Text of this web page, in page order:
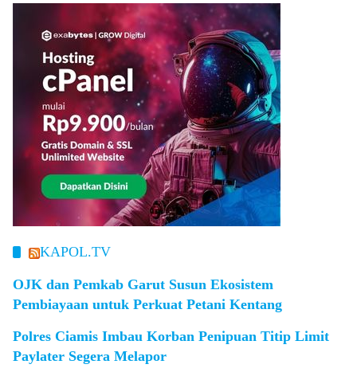
KAPOL.TV
OJK dan Pemkab Garut Susun Ekosistem
Pembiayaan untuk Perkuat Petani Kentang
Polres Ciamis Imbau Korban Penipuan Titip Limit
Paylater Segera Melapor